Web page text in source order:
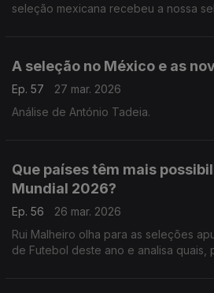
seleção mexicana recebeu a nossa
A seleção no México e as
Ep. 57
27 mar. 2026
Análise de António Tadeia.
Que países têm mais
Mundial 2026?
Ep. 56
26 mar. 2026
Rui Malheiro olha para as seleções
de Futebol deste ano e analisa quais,